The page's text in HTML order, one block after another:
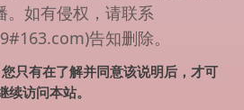
。如有侵权，请联系
告知删除。
只有在了解并同意该说明后，才可
续访问本站。